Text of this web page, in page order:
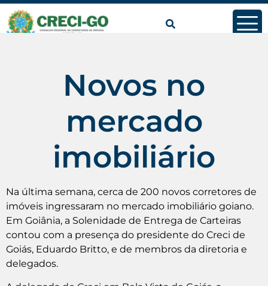
conteúdo
Novos no
mercado
imobiliário
Na última semana, cerca de 200 novos corretores de
imóveis ingressaram no mercado imobiliário goiano.
Em Goiânia, a Solenidade de Entrega de Carteiras
contou com a presença do presidente do Creci de
Goiás, Eduardo Britto, e de membros da diretoria e
delegados.